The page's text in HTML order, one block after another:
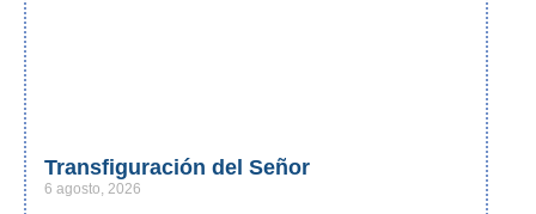
Transfiguración del Señor
6 agosto, 2026